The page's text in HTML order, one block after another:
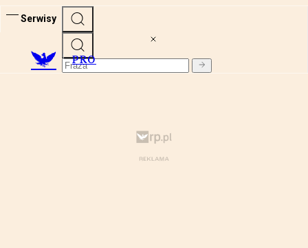
Serwisy
PRO